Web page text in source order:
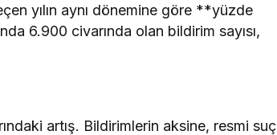
yılın aynı dönemine göre **yüzde
6.900 civarında olan bildirim sayısı,
artış. Bildirimlerin aksine, resmi suç